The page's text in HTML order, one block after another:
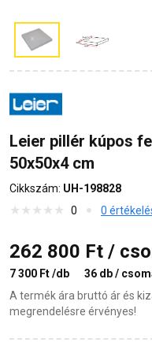
Leier pillér kúpos
50x50x4 cm
Cikkszám: UH-198828
0
0
262 800 Ft /
7 300 Ft /db
36 db /
A termék ára bruttó ár és
megrendelésre érvényes!